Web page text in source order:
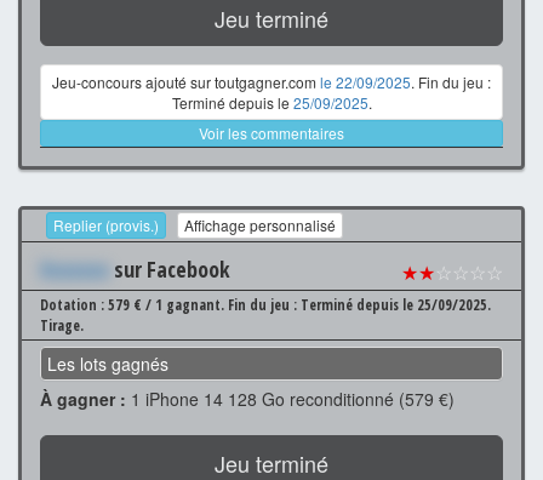
Jeu terminé
Jeu-concours ajouté sur toutgagner.com le 22/09/2025. Fin du jeu :
Terminé depuis le 25/09/2025.
Voir les commentaires
Replier (provis.) Affichage personnalisé
Xxxxxxx sur Facebook ★★☆☆☆☆
Dotation : 579 € / 1 gagnant. Fin du jeu : Terminé depuis le 25/09/2025.
Tirage.
Les lots gagnés
À gagner : 1 iPhone 14 128 Go reconditionné (579 €)
Jeu terminé